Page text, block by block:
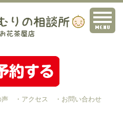
声 ・アクセス ・お問い合わせ